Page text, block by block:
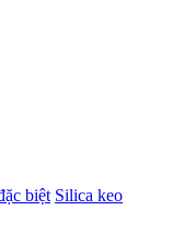
biệt Silica keo